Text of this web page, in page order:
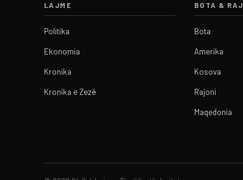
LAJME
Politika
Ekonomia
Kronika
Kronika e Zezë
BOTA &
Bota
Amerika
Kosova
Rajoni
Maqedonia